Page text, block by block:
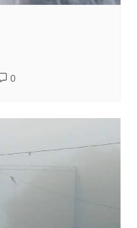
0